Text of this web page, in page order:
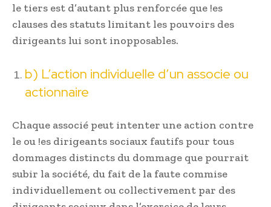
le tiers est d’autant plus renforcée que !es
clauses des statuts limitant les pouvoirs des
dirigeants lui sont inopposables.
b) L’action individuelle d’un associe ou
actionnaire
Chaque associé peut intenter une action contre
le ou !es dirigeants sociaux fautifs pour tous
dommages distincts du dommage que pourrait
subir la société, du fait de la faute commise
individuellement ou collectivement par des